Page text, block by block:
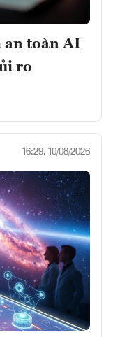
an toàn AI
ro
16:29, 10/08/2026